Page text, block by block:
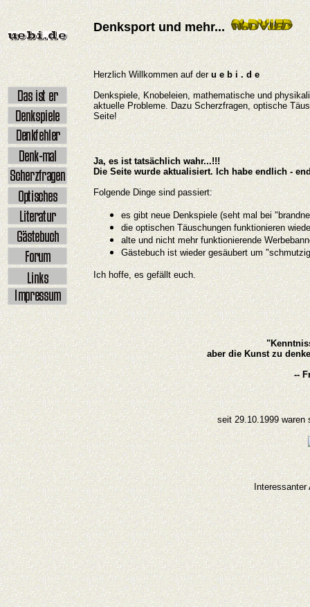
Denksport und mehr...
Herzlich Willkommen auf deru e b i . d e
Denkspiele, Knobeleien, mathematische und
aktuelle Probleme. Dazu Scherzfragen, optische
Seite!
Ja, es ist tatsächlich wahr...!!!
Die Seite wurde aktualisiert. Ich habe endlich -
Folgende Dinge sind passiert:
es gibt neue Denkspiele (seht mal bei
die optischen Täuschungen funktionieren
alte und nicht mehr funktionierende
Gästebuch ist wieder gesäubert um
Ich hoffe, es gefällt euch.
aber die Kunst zu
--
seit 29.10.1999 waren
Interessanter